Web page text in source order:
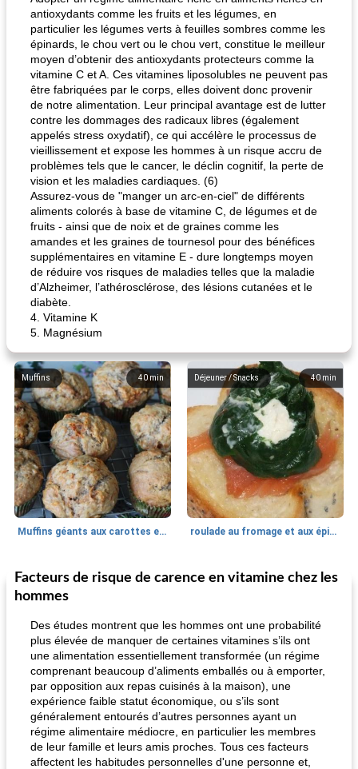
antioxydants comme les fruits et les légumes, en
particulier les légumes verts à feuilles sombres comme les
épinards, le chou vert ou le chou vert, constitue le meilleur
moyen d’obtenir des antioxydants protecteurs comme la
vitamine C et A. Ces vitamines liposolubles ne peuvent pas
être fabriquées par le corps, elles doivent donc provenir
de notre alimentation. Leur principal avantage est de lutter
contre les dommages des radicaux libres (également
appelés stress oxydatif), ce qui accélère le processus de
vieillissement et expose les hommes à un risque accru de
problèmes tels que le cancer, le déclin cognitif, la perte de
vision et les maladies cardiaques. (6)
Assurez-vous de "manger un arc-en-ciel" de différents
aliments colorés à base de vitamine C, de légumes et de
fruits - ainsi que de noix et de graines comme les
amandes et les graines de tournesol pour des bénéfices
supplémentaires en vitamine E - dure longtemps moyen
de réduire vos risques de maladies telles que la maladie
d’Alzheimer, l’athérosclérose, des lésions cutanées et le
diabète.
4. Vitamine K
5. Magnésium
40 min
Muffins
Muffins géants aux carottes et à la banane de Nif
40 min
Déjeuner / Snacks
roulade au fromage et aux épinards
30min
Marques de confiance: recettes et
fiesta tostadas
55 min
Viande et volaille
le méga's jopp joes
Facteurs de risque de carence en vitamine chez les
hommes
Des études montrent que les hommes ont une probabilité
plus élevée de manquer de certaines vitamines s’ils ont
une alimentation essentiellement transformée (un régime
comprenant beaucoup d’aliments emballés ou à emporter,
par opposition aux repas cuisinés à la maison), une
expérience faible statut économique, ou s’ils sont
généralement entourés d’autres personnes ayant un
régime alimentaire médiocre, en particulier les membres
de leur famille et leurs amis proches. Tous ces facteurs
affectent les habitudes personnelles d'une personne et,